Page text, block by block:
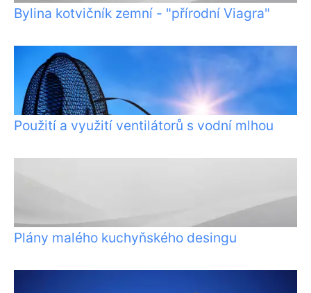
Bylina kotvičník zemní - "přírodní Viagra"
Použití a využití ventilátorů s vodní mlhou
Plány malého kuchyňského desingu